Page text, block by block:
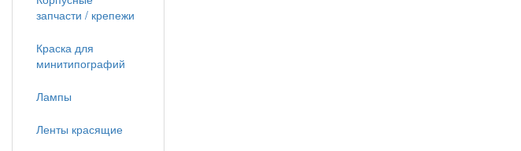
запчасти / крепежи
Краска для
минитипографий
Лампы
Ленты красящие